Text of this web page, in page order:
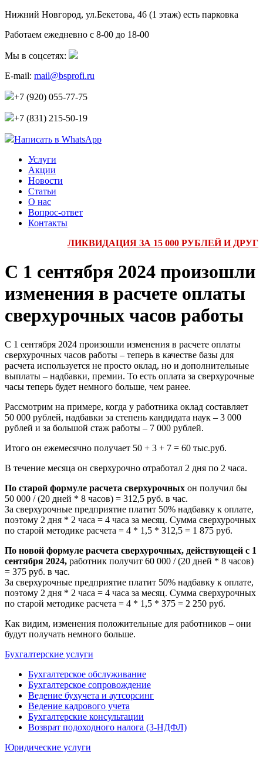
Нижний Новгород, ул.Бекетова, 46 (1 этаж) есть парковка
Работаем ежедневно с 8-00 до 18-00
Мы в соцсетях:
E-mail: mail@bsprofi.ru
+7 (920) 055-77-75
+7 (831) 215-50-19
Написать в WhatsApp
Услуги
Акции
Новости
Статьи
О нас
Вопрос-ответ
Контакты
ЛИКВИДАЦИЯ ЗА 15 000 РУБЛЕЙ И
С 1 сентября 2024 произошли
изменения в расчете оплаты
сверхурочных часов работы
С 1 сентября 2024 произошли изменения в расчете оплаты
сверхурочных часов работы – теперь в качестве базы для
расчета используется не просто оклад, но и дополнительные
выплаты – надбавки, премии. То есть оплата за сверхурочные
часы теперь будет немного больше, чем ранее.
Рассмотрим на примере, когда у работника оклад составляет
50 000 рублей, надбавки за степень кандидата наук – 3 000
рублей и за большой стаж работы – 7 000 рублей.
Итого он ежемесячно получает 50 + 3 + 7 = 60 тыс.руб.
В течение месяца он сверхурочно отработал 2 дня по 2 часа.
По старой формуле расчета сверхурочных он получил бы
50 000 / (20 дней * 8 часов) = 312,5 руб. в час.
За сверхурочные предприятие платит 50% надбавку к оплате,
поэтому 2 дня * 2 часа = 4 часа за месяц. Сумма сверхурочных
по старой методике расчета = 4 * 1,5 * 312,5 = 1 875 руб.
По новой формуле расчета сверхурочных, действующей с 1
сентября 2024, работник получит 60 000 / (20 дней * 8 часов)
= 375 руб. в час.
За сверхурочные предприятие платит 50% надбавку к оплате,
поэтому 2 дня * 2 часа = 4 часа за месяц. Сумма сверхурочных
по старой методике расчета = 4 * 1,5 * 375 = 2 250 руб.
Как видим, изменения положительные для работников – они
будут получать немного больше.
Бухгалтерские услуги
Бухгалтерское обслуживание
Бухгалтерское сопровождение
Ведение бухучета и аутсорсинг
Ведение кадрового учета
Бухгалтерские консультации
Возврат подоходного налога (3-НДФЛ)
Юридические услуги